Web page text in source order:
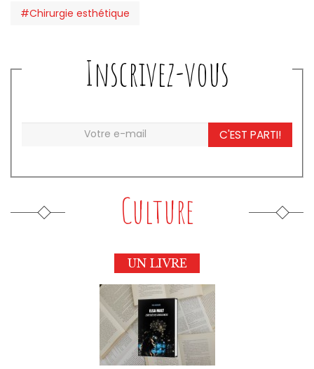
#Chirurgie esthétique
Inscrivez-vous
C'EST PARTI!
Culture
UN LIVRE